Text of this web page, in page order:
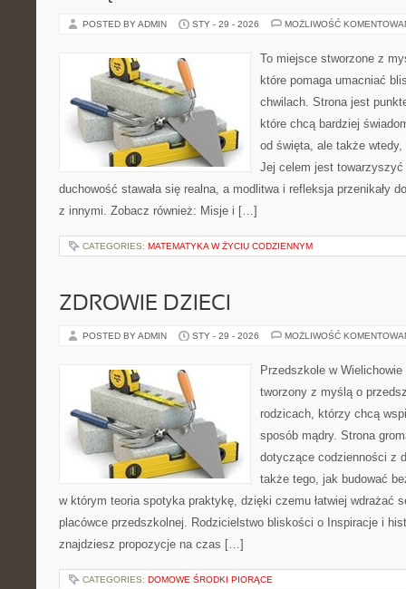
POSTED BY ADMIN STY - 29 - 2026 MOŻLIWOŚĆ
To miejsce stworzone z
które pomaga umacniać
chwilach. Strona jest
które chcą bardziej
od święta, ale także
Jej celem jest
duchowość stawała się realna, a modlitwa i refleksja przenikały
z innymi. Zobacz również: Misje i […]
CATEGORIES: MATEMATYKA W ŻYCIU CODZIENNYM
ZDROWIE DZIECI
POSTED BY ADMIN STY - 29 - 2026 MOŻLIWOŚĆ
Przedszkole w
tworzony z myślą o
rodzicach, którzy chcą
sposób mądry. Strona
dotyczące codzienności z
także tego, jak budować
w którym teoria spotyka praktykę, dzięki czemu łatwiej wdrażać
placówce przedszkolnej. Rodzicielstwo bliskości o Inspiracje i
znajdziesz propozycje na czas […]
CATEGORIES: DOMOWE ŚRODKI PIORĄCE